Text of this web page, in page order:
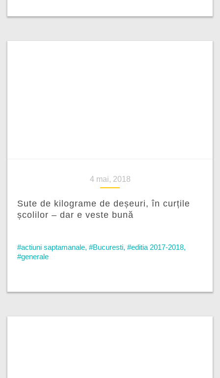
4 mai, 2018
Sute de kilograme de deșeuri, în curțile
școlilor – dar e veste bună
#actiuni saptamanale, #Bucuresti, #editia 2017-2018,
#generale